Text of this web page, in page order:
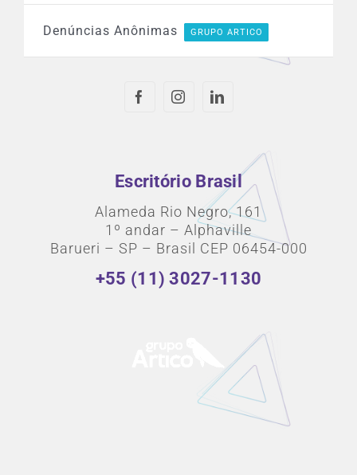
Denúncias Anônimas GRUPO ARTICO
Escritório Brasil
Alameda Rio Negro, 161
1º andar – Alphaville
Barueri – SP – Brasil CEP 06454-000
+55 (11) 3027-1130